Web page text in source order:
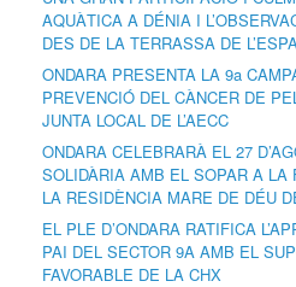
AQUÀTICA A DÉNIA I
DES DE LA TERRASSA DE
ONDARA PRESENTA LA 9a
PREVENCIÓ DEL CÀNCER DE
JUNTA LOCAL DE L’AECC
ONDARA CELEBRARÀ EL 27
SOLIDÀRIA AMB EL SOPAR A LA
LA RESIDÈNCIA MARE DE DÉU
EL PLE D’ONDARA RATIFICA
PAI DEL SECTOR 9A AMB EL
FAVORABLE DE LA CHX